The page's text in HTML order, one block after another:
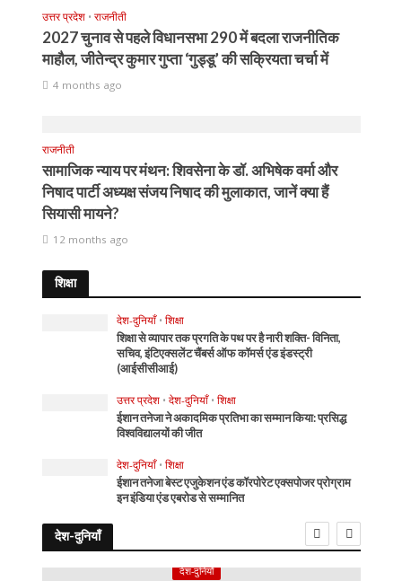
उत्तर प्रदेश • राजनीती
2027 चुनाव से पहले विधानसभा 290 में बदला राजनीतिक
माहौल, जीतेन्द्र कुमार गुप्ता ‘गुड्डू’ की सक्रियता चर्चा में
4 months ago
राजनीती
सामाजिक न्याय पर मंथन: शिवसेना के डॉ. अभिषेक वर्मा और
निषाद पार्टी अध्यक्ष संजय निषाद की मुलाकात, जानें क्या हैं
सियासी मायने?
12 months ago
शिक्षा
देश-दुनियाँ • शिक्षा
शिक्षा से व्यापार तक प्रगति के पथ पर है नारी शक्ति- विनिता,
सचिव, इंटिएक्सलेंट चैंबर्स ऑफ कॉमर्स एंड इंडस्ट्री
(आईसीसीआई)
उत्तर प्रदेश • देश-दुनियाँ • शिक्षा
ईशान तनेजा ने अकादमिक प्रतिभा का सम्मान किया: प्रसिद्ध
विश्वविद्यालयों की जीत
देश-दुनियाँ • शिक्षा
ईशान तनेजा बेस्ट एजुकेशन एंड कॉरपोरेट एक्सपोजर प्रोग्राम
इन इंडिया एंड एबरोड से सम्मानित
देश-दुनियाँ
देश-दुनियाँ